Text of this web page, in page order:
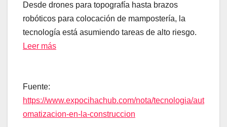
Desde drones para topografía hasta brazos
robóticos para colocación de mampostería, la
tecnología está asumiendo tareas de alto riesgo.
Leer más
Fuente:
https://www.expocihachub.com/nota/tecnologia/aut
omatizacion-en-la-construccion